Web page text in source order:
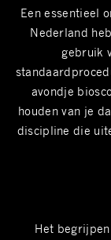
Een essentieel
Nederland
gebruik
avondje
houden van je
discipline die
Het